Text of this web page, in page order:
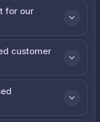
for our
customer